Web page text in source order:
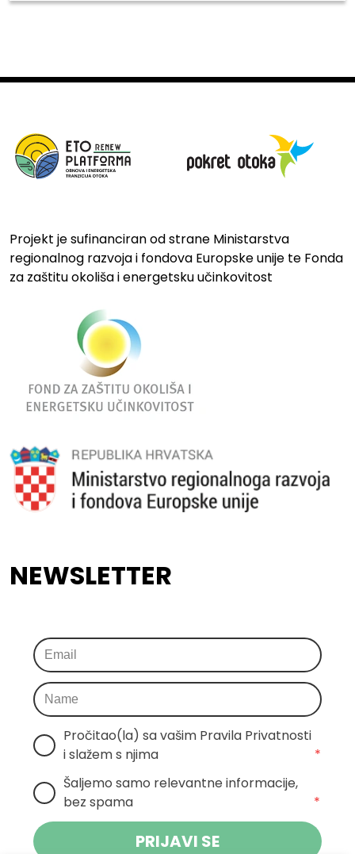
Projekt je sufinanciran od strane Ministarstva
regionalnog razvoja i fondova Europske unije te Fonda
za zaštitu okoliša i energetsku učinkovitost
NEWSLETTER
Pročitao(la) sa vašim Pravila Privatnosti
i slažem s njima
*
Šaljemo samo relevantne informacije,
bez spama
*
PRIJAVI SE